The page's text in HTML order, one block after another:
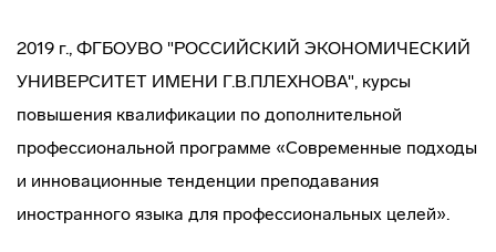
2019 г., ФГБОУВО "РОССИЙСКИЙ ЭКОНОМИЧЕСКИЙ
УНИВЕРСИТЕТ ИМЕНИ Г.В.ПЛЕХНОВА", курсы
повышения квалификации по дополнительной
профессиональной программе «Современные подходы
и инновационные тенденции преподавания
иностранного языка для профессиональных целей».